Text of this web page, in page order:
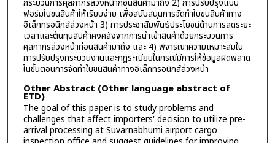
ฟอร์มใบขนสินค้าให้เรียบง่าย เพื่อสนับสนุนการจัดทำใบขนสินค้าทาง
อิเล็กทรอนิกส์ล่วงหน้า 3) การประชาสัมพันธ์ประโยชน์ด้านการลดระยะ
เวลาและต้นทุนสินค้าคงคลังจากการนำเข้าสินค้าด้วยกระบวนการ
ศุลกากรล่วงหน้าก่อนสินค้ามาถึง และ 4) พิจารณาความเหมาะสมใน
การปรับปรุงกระบวนงานและกฎระเบียบในกรณีมีการให้ข้อมูลผิดพลาด
ในขั้นตอนการจัดทำใบขนสินค้าทางอิเล็กทรอนิกส์ล่วงหน้า
Other Abstract (Other language abstract of
ETD)
The goal of this paper is to study problems and
challenges that affect importers' decision to utilize pre-
arrival processing at Suvarnabhumi airport cargo